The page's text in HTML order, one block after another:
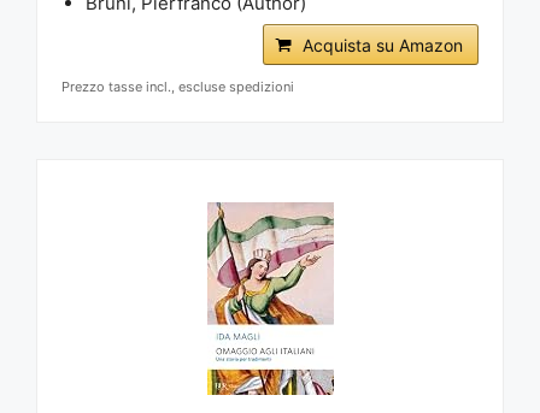
Acquista su Amazon
Prezzo tasse incl., escluse spedizioni